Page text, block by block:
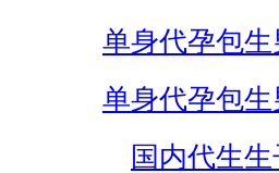
单身代孕包生
单身代孕包生
国内代生